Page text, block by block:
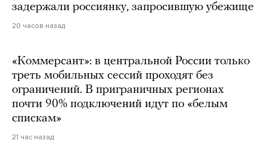
задержали россиянку, запросившую убежище
20 часов назад
«Коммерсант»: в центральной России только
треть мобильных сессий проходят без
ограничений. В приграничных регионах
почти 90% подключений идут по «белым
спискам»
21 час назад